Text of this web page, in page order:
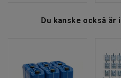
Du kanske också är